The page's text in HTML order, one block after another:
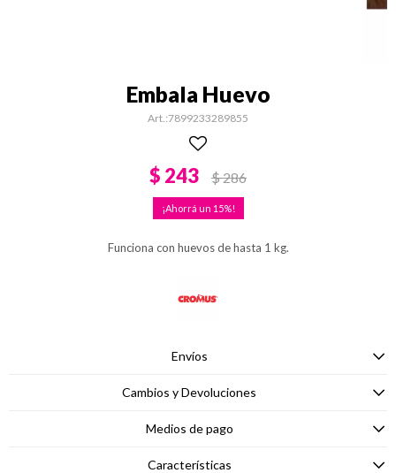
Embala Huevo
7899233289855
$ 243 $286
15
Funciona con huevos de hasta 1 kg.
Envíos
Cambios y Devoluciones
Medios de pago
Características